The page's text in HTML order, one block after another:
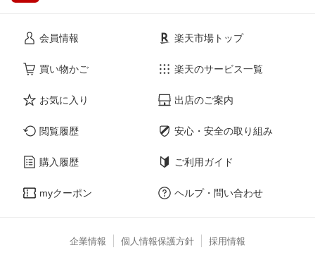
会員情報
買い物かご
お気に入り
閲覧履歴
購入履歴
myクーポン
楽天市場トップ
楽天のサービス一覧
出店のご案内
安心・安全の取り組み
ご利用ガイド
ヘルプ・問い合わせ
企業情報 個人情報保護方針 採用情報